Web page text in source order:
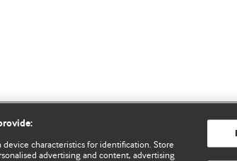
characteristics for identification. Store
advertising and content, advertising